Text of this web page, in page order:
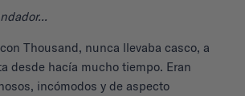
Thousand, nunca llevaba casco, a
desde hacía mucho tiempo. Eran
incómodos y de aspecto